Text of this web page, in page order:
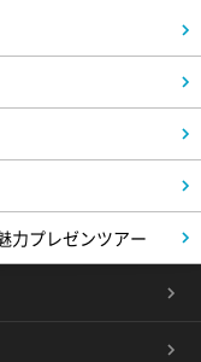
力プレゼンツアー